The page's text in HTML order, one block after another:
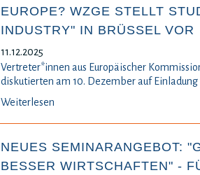
EUROPE? WZGE STELLT
INDUSTRY" IN BRÜSSEL VOR
11.12.2025
Vertreter*innen aus Europäischer
diskutierten am 10. Dezember auf Einladung
Weiterlesen
NEUES SEMINARANGEBOT:
BESSER WIRTSCHAFTEN" -